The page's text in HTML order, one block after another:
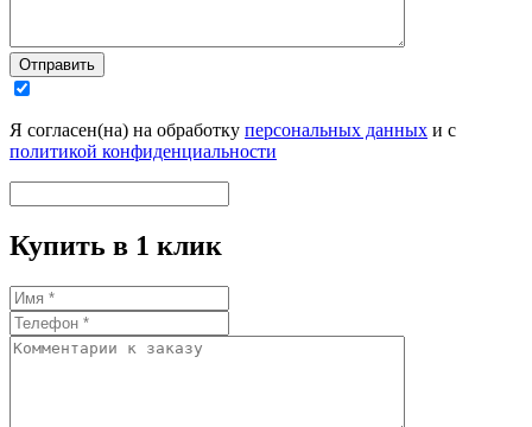
Отправить
Я согласен(на) на обработку персональных данных и с
политикой конфиденциальности
Купить в 1 клик